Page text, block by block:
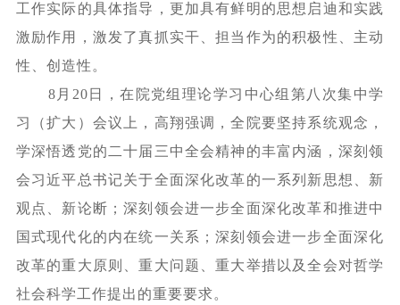
工作实际的具体指导，更加具有鲜明的思想启迪和实践
激励作用，激发了真抓实干、担当作为的积极性、主动
性、创造性。
8月20日，在院党组理论学习中心组第八次集中学
习（扩大）会议上，高翔强调，全院要坚持系统观念，
学深悟透党的二十届三中全会精神的丰富内涵，深刻领
会习近平总书记关于全面深化改革的一系列新思想、新
观点、新论断；深刻领会进一步全面深化改革和推进中
国式现代化的内在统一关系；深刻领会进一步全面深化
改革的重大原则、重大问题、重大举措以及全会对哲学
社会科学工作提出的重要要求。